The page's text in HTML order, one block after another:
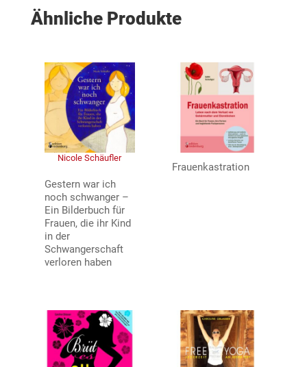
Ähnliche Produkte
Nicole Schäufler
Gestern war ich
noch schwanger –
Ein Bilderbuch für
Frauen, die ihr Kind
in der
Schwangerschaft
verloren haben
Frauenkastration